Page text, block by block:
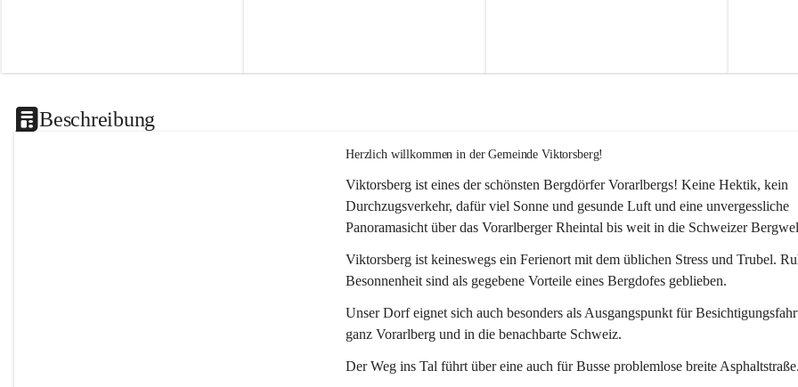
Beschreibung
Herzlich willkommen in der Gemeinde Viktorsberg!
Viktorsberg ist eines der schönsten Bergdörfer Vorarlbergs! Keine Hektik, kein
Durchzugsverkehr, dafür viel Sonne und gesunde Luft und eine unvergessliche
Panoramasicht über das Vorarlberger Rheintal bis weit in die Schweizer
Viktorsberg ist keineswegs ein Ferienort mit dem üblichen Stress und Trubel.
Besonnenheit sind als gegebene Vorteile eines Bergdofes geblieben.
Unser Dorf eignet sich auch besonders als Ausgangspunkt für
ganz Vorarlberg und in die benachbarte Schweiz.
Der Weg ins Tal führt über eine auch für Busse problemlose breite